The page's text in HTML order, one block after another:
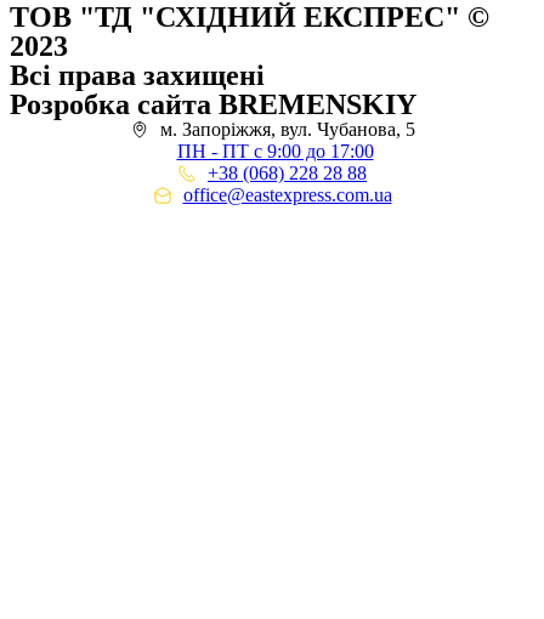
ТОВ "ТД "СХІДНИЙ ЕКСПРЕС" ©
2023
Всі права захищені
Розробка сайта BREMENSKIY
м. Запоріжжя, вул. Чубанова, 5
ПН - ПТ с 9:00 до 17:00
+38 (068) 228 28 88
office@eastexpress.com.ua